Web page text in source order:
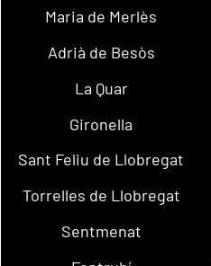
Maria de Merlès
Adrià de Besòs
La Quar
Gironella
Sant Feliu de Llobregat
Torrelles de Llobregat
Sentmenat